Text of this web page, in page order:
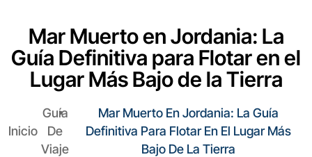
Mar Muerto en Jordania: La
Guía Definitiva para Flotar en el
Lugar Más Bajo de la Tierra
Inicio
Guía
De
Viaje
Mar Muerto En Jordania: La Guía
Definitiva Para Flotar En El Lugar Más
Bajo De La Tierra